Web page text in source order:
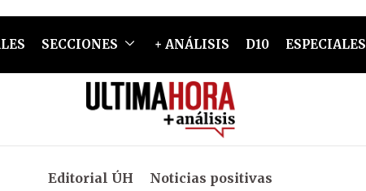
SECCIONES + ANÁLISIS D10 ESPECIALES
Editorial ÚH Noticias positivas